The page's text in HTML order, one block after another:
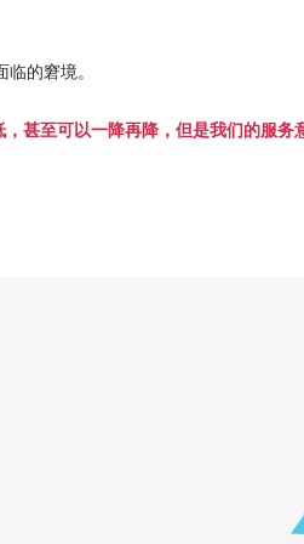
的窘境。
，甚至可以一降再降，但是我们的服务